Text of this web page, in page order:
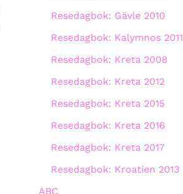
Resedagbok: Gävle 2010
Resedagbok: Kalymnos 2011
Resedagbok: Kreta 2008
Resedagbok: Kreta 2012
Resedagbok: Kreta 2015
Resedagbok: Kreta 2016
Resedagbok: Kreta 2017
Resedagbok: Kroatien 2013
ABC